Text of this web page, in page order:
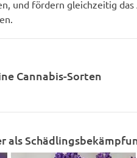
und fördern gleichzeitig
Cannabis-Sorten
als